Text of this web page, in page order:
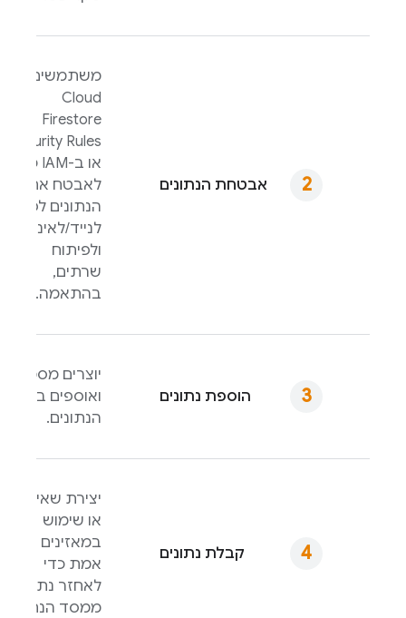
אבטחת הנתונים
משתמשים ב-
Cloud
Firestore
Security Rules
או ב-IAM כדי
לאבטח את
הנתונים לפיתוח
לנייד/לאינטרנט
ולפיתוח
שרתים,
בהתאמה.
הוספת נתונים
יוצרים מסמכים
ואוספים במסד
הנתונים.
קבלת נתונים
יצירת שאילתות
או שימוש
במאזינים בזמן
אמת כדי
לאחזר נתונים
ממסד הנתונים.